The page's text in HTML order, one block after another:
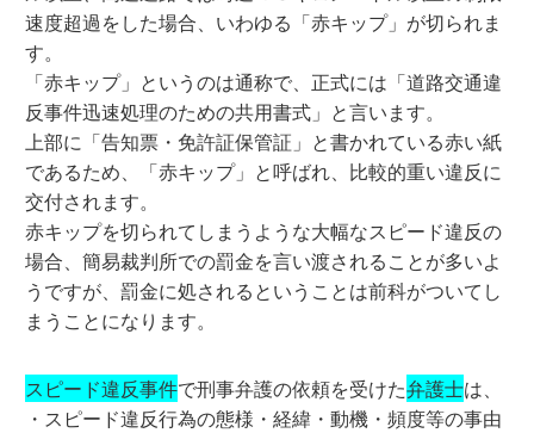
速度超過をした場合、いわゆる「赤キップ」が切られま
す。
「赤キップ」というのは通称で、正式には「道路交通違
反事件迅速処理のための共用書式」と言います。
上部に「告知票・免許証保管証」と書かれている赤い紙
であるため、「赤キップ」と呼ばれ、比較的重い違反に
交付されます。
赤キップを切られてしまうような大幅なスピード違反の
場合、簡易裁判所での罰金を言い渡されることが多いよ
うですが、罰金に処されるということは前科がついてし
まうことになります。
スピード違反事件で刑事弁護の依頼を受けた弁護士は、
・スピード違反行為の態様・経緯・動機・頻度等の事由